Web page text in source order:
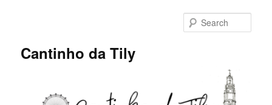
Cantinho da Tily